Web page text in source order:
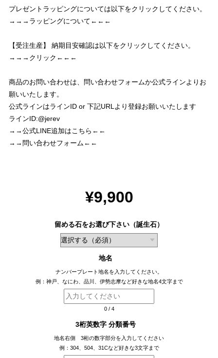
プレゼントラッピングについては以下をクリックしてください。
→→→ラッピングについて←←←
【受注生産】 納期目安確認は以下をクリックしてください。
→→→クリック←←←
商品のお問い合わせは、問い合わせフォームか公式ラインよりお
願いいたします。
公式ラインはラインID or 下記URLより登録お願いいたします
ラインID:@jerev
→→公式LINE追加はこちら←←
→→問い合わせフォーム←←
¥9,900
留める石をお選び下さい（誕生石）
地名
ナンバープレート地名を入力してください。
例：神戸、なにわ、品川、伊勢志摩など好きな地名4文字まで
0/ 4
3桁英数字 分類番号
地名右側 3桁の数字部分を入力してください
例：304、504、31Cなど好きな3文字まで